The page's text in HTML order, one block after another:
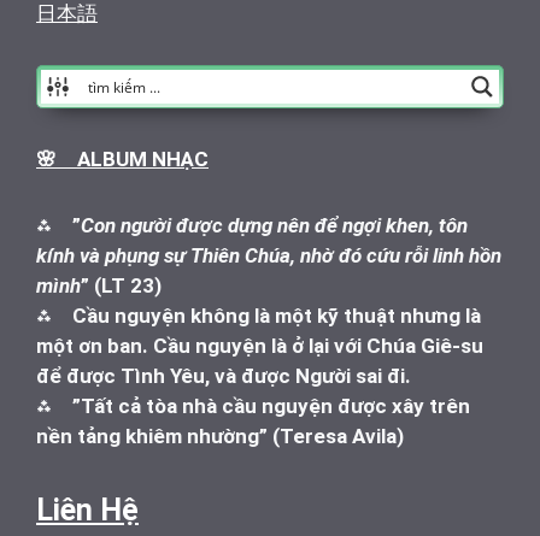
日本語
🌸 ALBUM NHẠC
⁂ ”Con người được dựng nên để ngợi khen, tôn
kính và phụng sự Thiên Chúa, nhờ đó cứu rỗi linh hồn
mình” (LT 23)
⁂ Cầu nguyện không là một kỹ thuật nhưng là
một ơn ban. Cầu nguyện là ở lại với Chúa Giê-su
để được Tình Yêu, và được Người sai đi.
⁂ ”Tất cả tòa nhà cầu nguyện được xây trên
nền tảng khiêm nhường” (Teresa Avila)
Liên Hệ